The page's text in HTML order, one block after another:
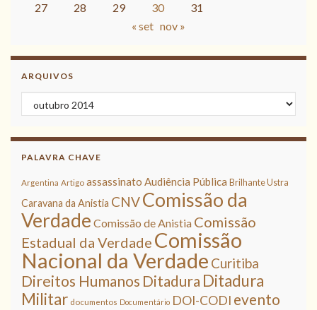
27
28 29 30
31
« set nov »
ARQUIVOS
Arquivos
PALAVRA CHAVE
Argentina Artigo assassinato Audiência Pública Brilhante Ustra
Caravana da Anistia CNVComissão da
Verdade Comissão de Anistia Comissão
Estadual da Verdade Comissão
Nacional da Verdade Curitiba
Direitos Humanos Ditadura Ditadura
Militar documentos Documentário DOI-CODI evento